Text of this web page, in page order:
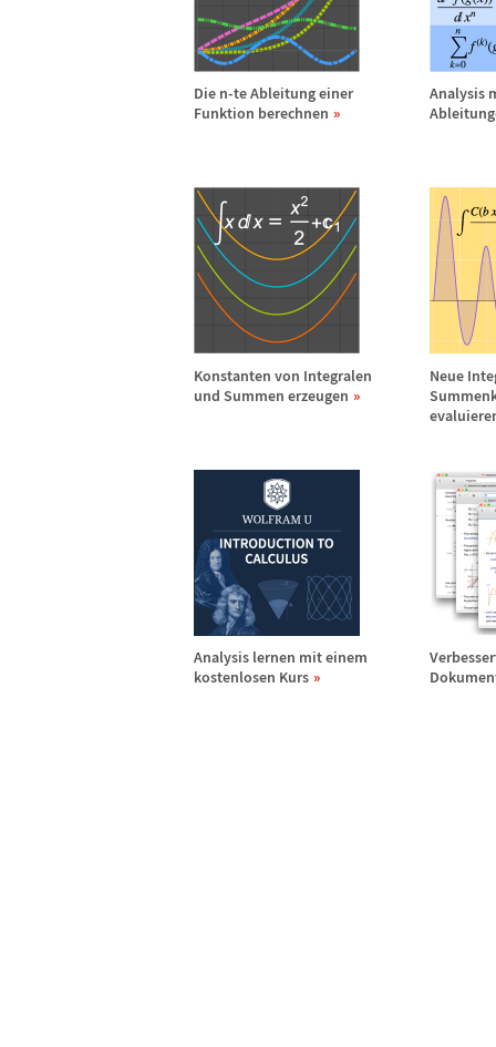
Die n-te Ableitung einer
Funktion berechnen
Analysis
Konstanten von Integralen
und Summen erzeugen
Neue
Analysis lernen mit einem
kostenlosen Kurs